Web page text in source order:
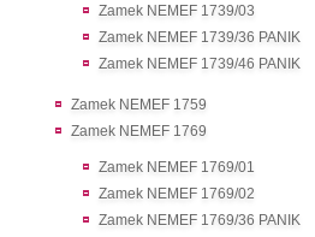
Zamek NEMEF 1739/03
Zamek NEMEF 1739/36 PANIK
Zamek NEMEF 1739/46 PANIK
Zamek NEMEF 1759
Zamek NEMEF 1769
Zamek NEMEF 1769/01
Zamek NEMEF 1769/02
Zamek NEMEF 1769/36 PANIK